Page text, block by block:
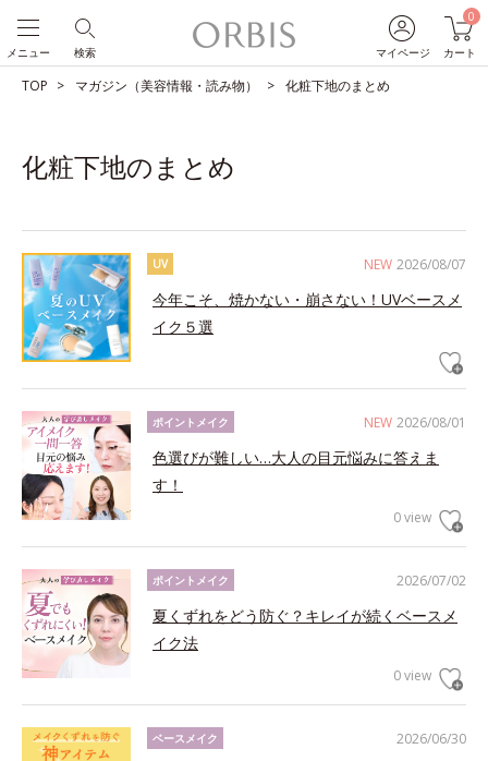
マイページ
0
カート
検索
メニュー
TOP マガジン（美容情報・読み物） 化粧下地のまとめ
化粧下地のまとめ
NEW 2026/08/07
UV
今年こそ、焼かない・崩さない！UVベースメ
イク５選
NEW 2026/08/01
ポイントメイク
色選びが難しい…大人の目元悩みに答えま
す！
0 view
2026/07/02
ポイントメイク
夏くずれをどう防ぐ？キレイが続くベースメ
イク法
0 view
2026/06/30
ベースメイク